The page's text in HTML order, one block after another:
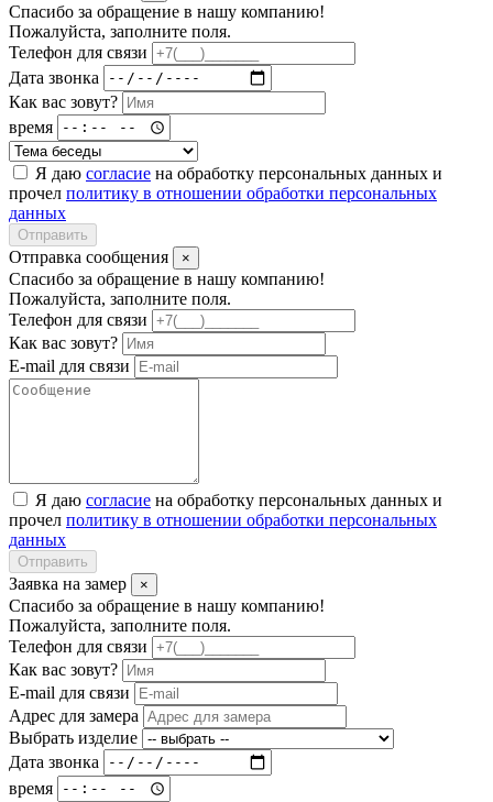
Спасибо за обращение в нашу компанию!
Пожалуйста, заполните поля.
Телефон для связи
Дата звонка
Как вас зовут?
время
Я даю согласие на обработку персональных данных и
прочел политику в отношении обработки персональных
данных
Отправить
Отправка сообщения ×
Спасибо за обращение в нашу компанию!
Пожалуйста, заполните поля.
Телефон для связи
Как вас зовут?
E-mail для связи
Я даю согласие на обработку персональных данных и
прочел политику в отношении обработки персональных
данных
Отправить
Заявка на замер ×
Спасибо за обращение в нашу компанию!
Пожалуйста, заполните поля.
Телефон для связи
Как вас зовут?
E-mail для связи
Адрес для замера
Выбрать изделие
Дата звонка
время